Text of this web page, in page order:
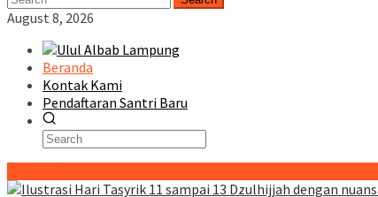
August 8, 2026
Beranda
Kontak Kami
Pendaftaran Santri Baru